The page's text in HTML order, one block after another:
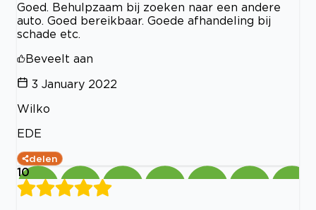
Goed. Behulpzaam bij zoeken naar een andere
auto. Goed bereikbaar. Goede afhandeling bij
schade etc.
Beveelt aan
3 January 2022
Wilko
EDE
delen
10